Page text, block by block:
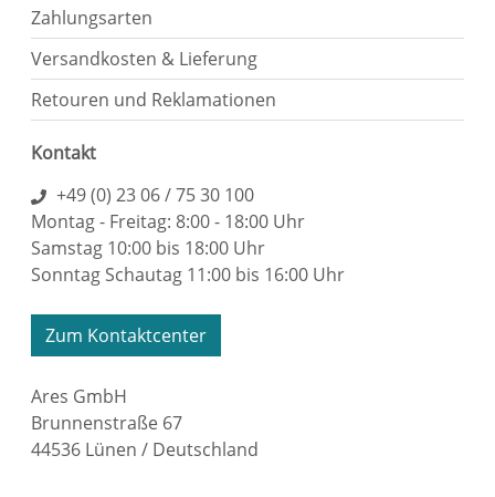
Zahlungsarten
Versandkosten & Lieferung
Retouren und Reklamationen
Kontakt
+49 (0) 23 06 / 75 30 100
Montag - Freitag: 8:00 - 18:00 Uhr
Samstag 10:00 bis 18:00 Uhr
Sonntag Schautag 11:00 bis 16:00 Uhr
Zum Kontaktcenter
Ares GmbH
Brunnenstraße 67
44536 Lünen / Deutschland